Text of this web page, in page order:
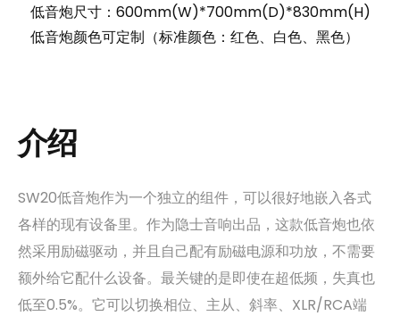
低音炮尺寸：600mm(W)*700mm(D)*830mm(H)
低音炮颜色可定制（标准颜色：红色、白色、黑色）
介绍
SW20低音炮作为一个独立的组件，可以很好地嵌入各式
各样的现有设备里。作为隐士音响出品，这款低音炮也依
然采用励磁驱动，并且自己配有励磁电源和功放，不需要
额外给它配什么设备。最关键的是即使在超低频，失真也
低至0.5%。它可以切换相位、主从、斜率、XLR/RCA端